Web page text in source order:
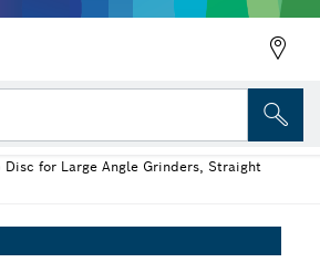
Disc for Large Angle Grinders, Straight
X571, Lurus